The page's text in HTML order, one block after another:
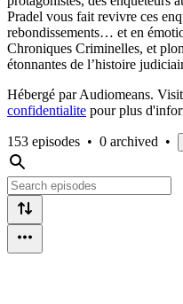
Pradel vous fait revivre ces
rebondissements… et en
Chroniques Criminelles, et
étonnantes de l’histoire
Hébergé par Audiomeans.
confidentialite pour plus
153 episodes • 0 archived •